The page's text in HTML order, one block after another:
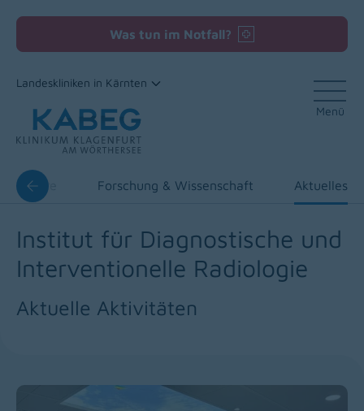
Zum Inhalt
Was tun im Notfall?
Landeskliniken in Kärnten
Menü
Lehre Forschung & Wissenschaft Aktuelles
Institut für Diagnostische und
Interventionelle Radiologie
Aktuelle Aktivitäten